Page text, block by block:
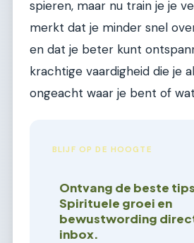
spieren, maar nu train je je
merkt dat je minder snel
en dat je beter kunt
krachtige vaardigheid die je
ongeacht waar je bent of
BLIJF OP DE HOOGTE
Ontvang de beste
Spirituele groei en
bewustwording
inbox.